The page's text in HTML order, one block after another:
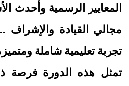
المعايير الرسمية وأحدث
مجالي القيادة
تجربة تعليمية شاملة
تمثل هذه الدورة فرصة